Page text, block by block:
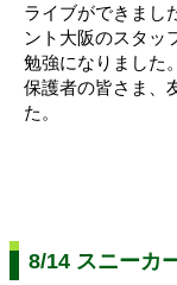
ライブができまし
ント大阪のスタッ
勉強になりました
保護者の皆さま、
た。
8/14 スニーカ